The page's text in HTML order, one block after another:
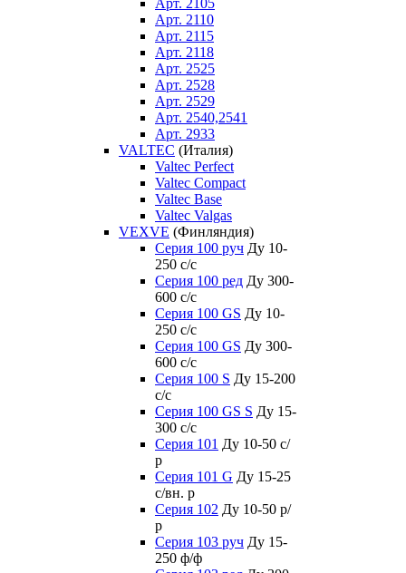
Арт. 2105
Арт. 2110
Арт. 2115
Арт. 2118
Арт. 2525
Арт. 2528
Арт. 2529
Арт. 2540,2541
Арт. 2933
VALTEC (Италия)
Valtec Perfect
Valtec Compact
Valtec Base
Valtec Valgas
VEXVE (Финляндия)
Серия 100 руч Ду 10-
250 c/c
Серия 100 ред Ду 300-
600 c/c
Серия 100 GS Ду 10-
250 c/c
Серия 100 GS Ду 300-
600 c/c
Серия 100 S Ду 15-200
c/c
Серия 100 GS S Ду 15-
300 c/c
Серия 101 Ду 10-50 с/
р
Серия 101 G Ду 15-25
с/вн. р
Серия 102 Ду 10-50 р/
р
Серия 103 руч Ду 15-
250 ф/ф